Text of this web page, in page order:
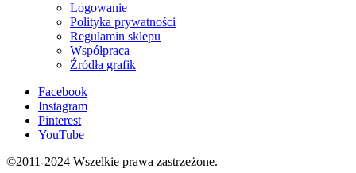
Logowanie
Polityka prywatności
Regulamin sklepu
Współpraca
Źródła grafik
Facebook
Instagram
Pinterest
YouTube
©2011-2024 Wszelkie prawa zastrzeżone.